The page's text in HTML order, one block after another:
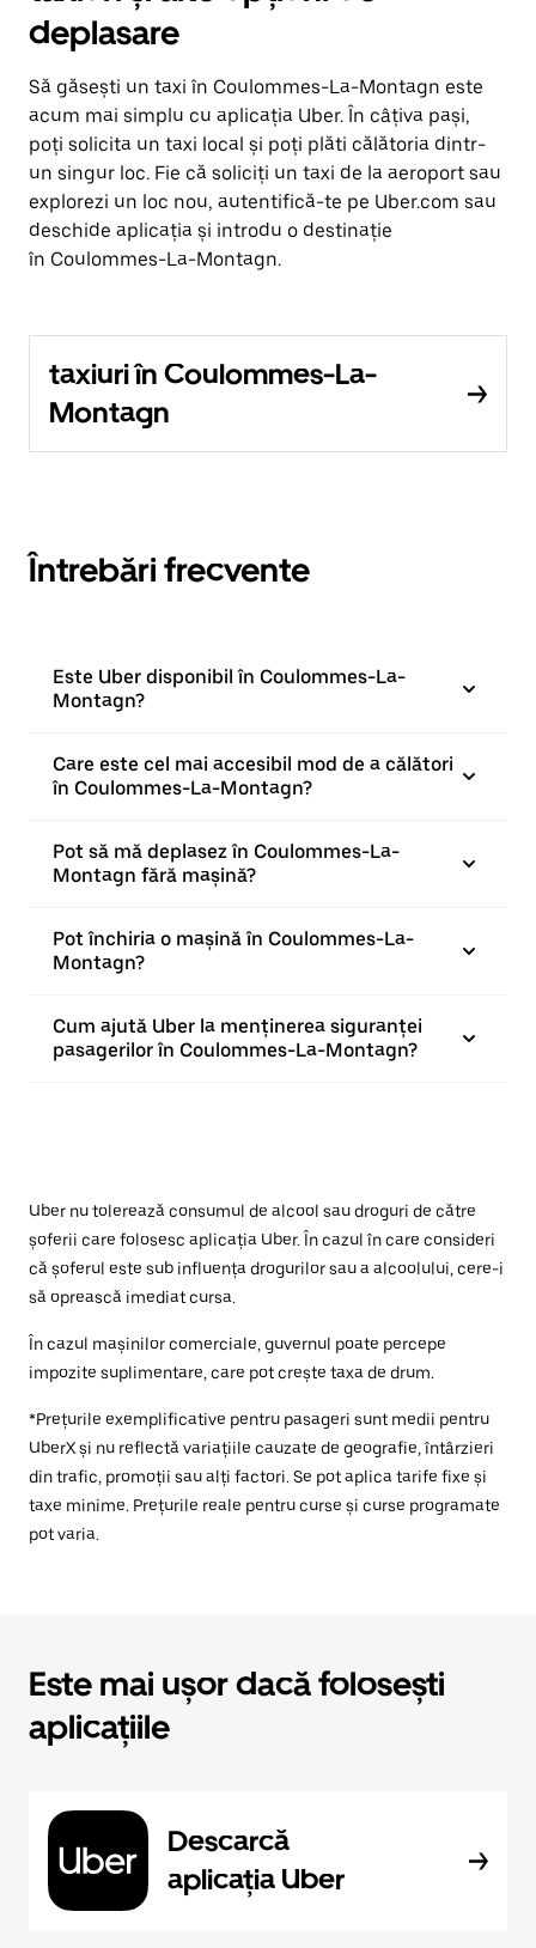
deplasare
Să găsești un taxi în Coulommes-La-Montagn este
acum mai simplu cu aplicația Uber. În câțiva pași,
poți solicita un taxi local și poți plăti călătoria dintr-
un singur loc. Fie că soliciți un taxi de la aeroport sau
explorezi un loc nou, autentifică-te pe Uber.com sau
deschide aplicația și introdu o destinație
în Coulommes-La-Montagn.
taxiuri în Coulommes-La-
Montagn
Întrebări frecvente
Este Uber disponibil în Coulommes-La-
Montagn?
Care este cel mai accesibil mod de a călători
în Coulommes-La-Montagn?
Pot să mă deplasez în Coulommes-La-
Montagn fără mașină?
Pot închiria o mașină în Coulommes-La-
Montagn?
Cum ajută Uber la menținerea siguranței
pasagerilor în Coulommes-La-Montagn?
Uber nu tolerează consumul de alcool sau droguri de către
șoferii care folosesc aplicația Uber. În cazul în care consideri
că șoferul este sub influența drogurilor sau a alcoolului, cere-i
să oprească imediat cursa.
În cazul mașinilor comerciale, guvernul poate percepe
impozite suplimentare, care pot crește taxa de drum.
*Prețurile exemplificative pentru pasageri sunt medii pentru
UberX și nu reflectă variațiile cauzate de geografie, întârzieri
din trafic, promoții sau alți factori. Se pot aplica tarife fixe și
taxe minime. Prețurile reale pentru curse și curse programate
pot varia.
Este mai ușor dacă folosești
aplicațiile
Descarcă
aplicația Uber